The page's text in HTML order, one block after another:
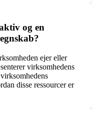
og en
ejer eller
virksomhedens
disse ressourcer er